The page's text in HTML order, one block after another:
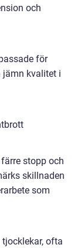
och
för
jämn kvalitet i
stopp och
skillnaden
som
ofta